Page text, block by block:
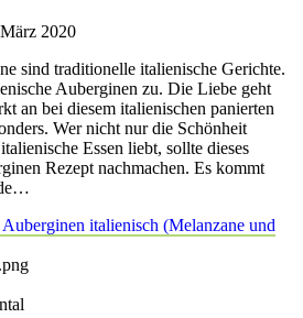
2020
sind traditionelle italienische Gerichte.
Auberginen zu. Die Liebe geht
an bei diesem italienischen panierten
Wer nicht nur die Schönheit
Essen liebt, sollte dieses
Rezept nachmachen. Es kommt
Auberginen italienisch (Melanzane und